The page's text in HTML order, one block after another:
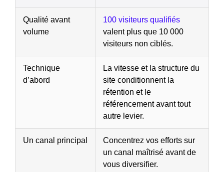
Qualité avant
volume
100 visiteurs qualifiés
valent plus que 10 000
visiteurs non ciblés.
Technique
d’abord
La vitesse et la structure du
site conditionnent la
rétention et le
référencement avant tout
autre levier.
Un canal principal
Concentrez vos efforts sur
un canal maîtrisé avant de
vous diversifier.